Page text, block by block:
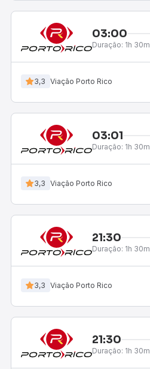
03:00
Duração: 1h 30m
3,3 Viação Porto Rico
03:01
Duração: 1h 30m
3,3 Viação Porto Rico
21:30
Duração: 1h 30m
3,3 Viação Porto Rico
21:30
Duração: 1h 30m